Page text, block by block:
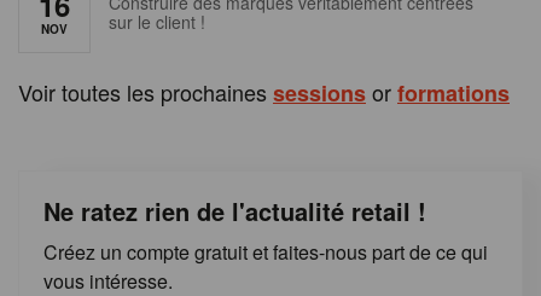
NOV
sur le client !
Voir toutes les prochaines sessionsorformations
Ne ratez rien de l'actualité retail !
Créez un compte gratuit et faites-nous part de ce qui
vous intéresse.